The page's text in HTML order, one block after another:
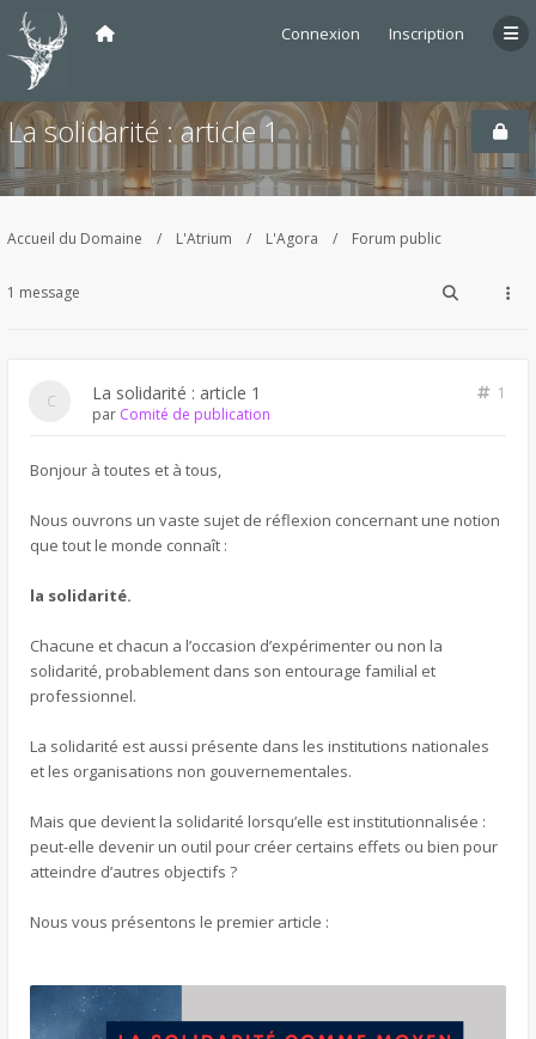
Connexion Inscription
La solidarité : article 1
Accueil du Domaine L'Atrium L'Agora Forum public
1 message
La solidarité : article 1
1
par Comité de publication
Bonjour à toutes et à tous,
Nous ouvrons un vaste sujet de réflexion concernant une notion
que tout le monde connaît :
la solidarité.
Chacune et chacun a l’occasion d’expérimenter ou non la
solidarité, probablement dans son entourage familial et
professionnel.
La solidarité est aussi présente dans les institutions nationales
et les organisations non gouvernementales.
Mais que devient la solidarité lorsqu’elle est institutionnalisée :
peut-elle devenir un outil pour créer certains effets ou bien pour
atteindre d’autres objectifs ?
Nous vous présentons le premier article :